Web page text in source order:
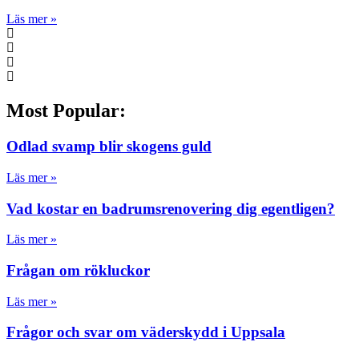
Läs mer »
Most Popular:
Odlad svamp blir skogens guld
Läs mer »
Vad kostar en badrumsrenovering dig egentligen?
Läs mer »
Frågan om rökluckor
Läs mer »
Frågor och svar om väderskydd i Uppsala